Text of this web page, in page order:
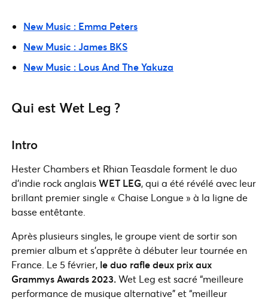
New Music : Emma Peters
New Music : James BKS
New Music : Lous And The Yakuza
Qui est Wet Leg ?
Intro
Hester Chambers et Rhian Teasdale forment le duo
d’indie rock anglaisWET LEG, qui a été révélé avec leur
brillant premier single « Chaise Longue » à la ligne de
basse entêtante.
Après plusieurs singles, le groupe vient de sortir son
premier album et s’apprête à débuter leur tournée en
France. Le 5 février, le duo rafle deux prix aux
Grammys Awards2023.Wet Leg est sacré “meilleure
performance de musique alternative” et “meilleur